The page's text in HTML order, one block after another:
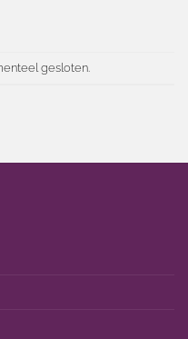
gesloten.